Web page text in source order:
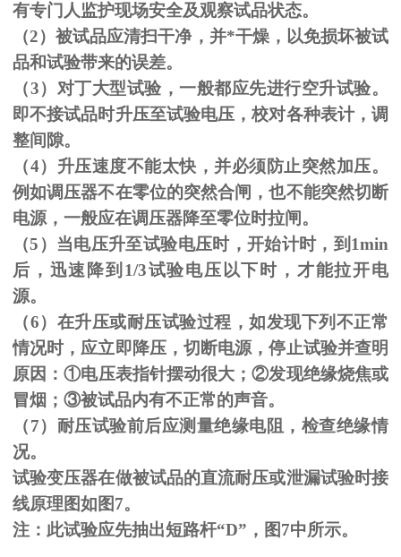
有专门人监护现场安全及观察试品状态。
（2）被试品应清扫干净，并*干燥，以免损坏被试
品和试验带来的误差。
（3）对丁大型试验，一般都应先进行空升试验。
即不接试品时升压至试验电压，校对各种表计，调
整间隙。
（4）升压速度不能太快，并必须防止突然加压。
例如调压器不在零位的突然合闸，也不能突然切断
电源，一般应在调压器降至零位时拉闸。
（5 ）当电压升至试验电压时，开始计时，到 1min
后，迅速降到 1/3试验电压以下时，才能拉开电
源。
（6）在升压或耐压试验过程，如发现下列不正常
情况时，应立即降压，切断电源，停止试验并查明
原因：①电压表指针摆动很大；②发现绝缘烧焦或
冒烟； ③被试品内有不正常的声音。
（7）耐压试验前后应测量绝缘电阻，检查绝缘情
况。
试验变压器在做被试品的直流耐压或泄漏试验时接
线原理图如图7。
注：此试验应先抽出短路杆“D”，图7中所示。